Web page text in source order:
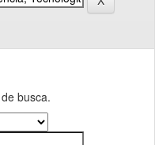
busca.